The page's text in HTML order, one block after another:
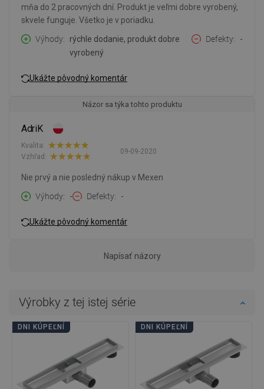
mňa do 2 pracovných dní. Produkt je veľmi dobre vyrobený,
skvele funguje. Všetko je v poriadku.
Výhody
rýchle dodanie, produkt dobre
vyrobený
Defekty -
Ukážte pôvodný komentár
Názor sa týka tohto produktu
AdriK
09-09-2020
Kvalita:
Vzhľad:
Nie prvý a nie posledný nákup v Mexen
Výhody
- Defekty -
Ukážte pôvodný komentár
Napísať názory
Výrobky z tej istej série
DNI KÚPEĽNÍ DNI KÚPEĽNÍ